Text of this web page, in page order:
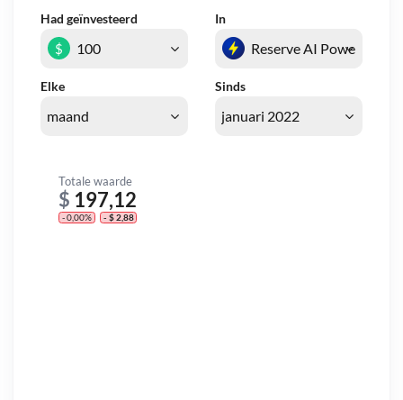
Had geïnvesteerd In
Elke Sinds
$
Totale waarde
$ 197,12
- 0,00% - $ 2,88